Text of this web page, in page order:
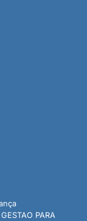
PARA